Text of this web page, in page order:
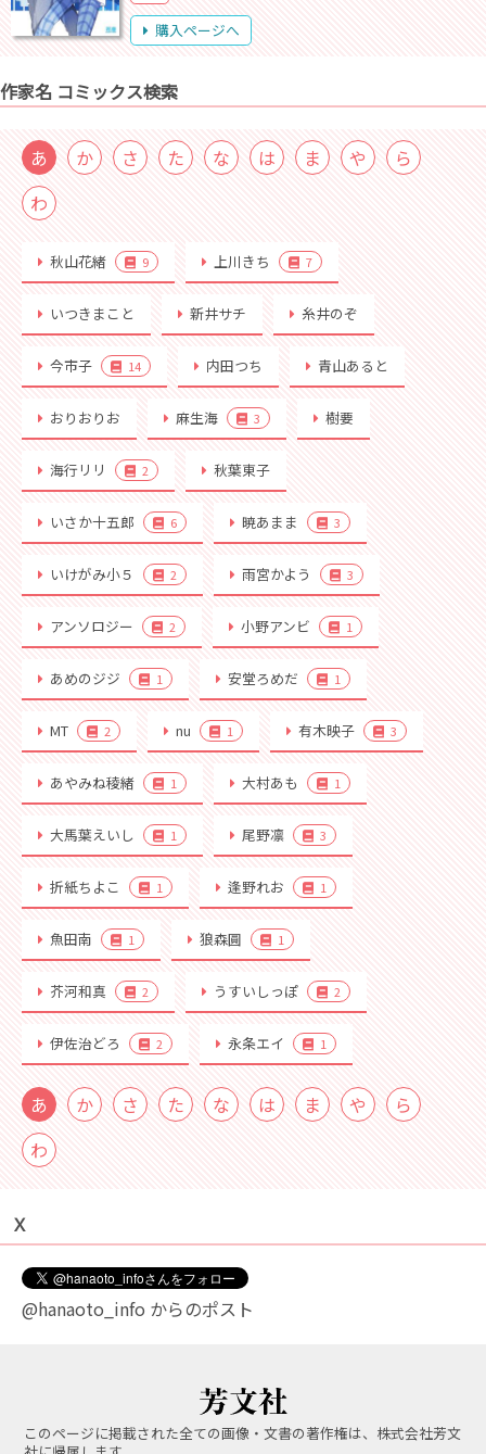
購入ページへ
作家名 コミックス検索
あ か さ た な は ま や
ら
わ
秋山花緒 9 上川きち 7
いつきまこと 新井サチ 糸井のぞ
今市子 14 内田つち 青山あると
おりおりお 麻生海 3 樹要
海行リリ 2 秋葉東子
いさか十五郎 6 暁あまま 3
いけがみ小５ 2 雨宮かよう 3
アンソロジー 2 小野アンビ 1
あめのジジ 1 安堂ろめだ 1
MT 2 nu 1 有木映子 3
あやみね稜緒 1 大村あも 1
大馬葉えいし 1 尾野凛 3
折紙ちよこ 1 逢野れお 1
魚田南 1 狼森圓 1
芥河和真 2 うすいしっぽ 2
伊佐治どろ 2 永条エイ 1
あ か さ た な は ま や
ら
わ
Ｘ
@hanaoto_info からのポスト
このページに掲載された全ての画像・文書の著作権は、株式会社芳文